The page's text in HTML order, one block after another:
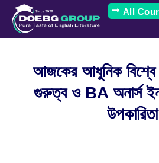
All
আজকের আধুনিক বিশ্বে
গুরুত্ব ও BA অনার্স
উপকারিতা